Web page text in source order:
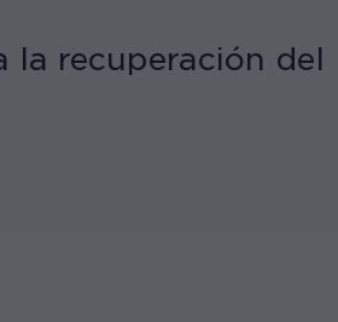
la recuperación